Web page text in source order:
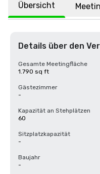
Übersicht
Details über den
Gesamte Meetingfläche
1.790 sq ft
Gästezimmer
-
Kapazität an Stehplätzen
60
Sitzplatzkapazität
-
Baujahr
-